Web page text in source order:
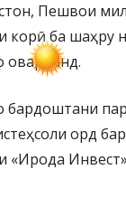
Пешвои
ба шаҳру
оварданд.
бардоштани
орд
«Ирода